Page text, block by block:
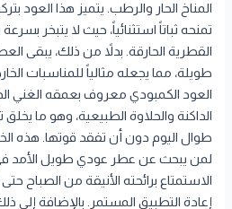
المناخ الحار والرطب. يتميز هذا العود
تمنحه ثباتاً استثنائياً، حيث لا يتبخر
القطرية الحارقة. بدلاً من ذلك، يبقى
طويلة، مما يجعله مثالياً للمناسبات
العود الكمبودي معروف بعمقه الغني
الداكنة والحلاوة الطبيعية، وهو ما
طوال اليوم دون أن تفقد قوتها. هذه
لمن يبحث عن عطر عودي طويل الأمد
الاستمتاع برائحته الأنيقة من الصباح
إعادة التطبيق المستمر. بالإضافة إلى